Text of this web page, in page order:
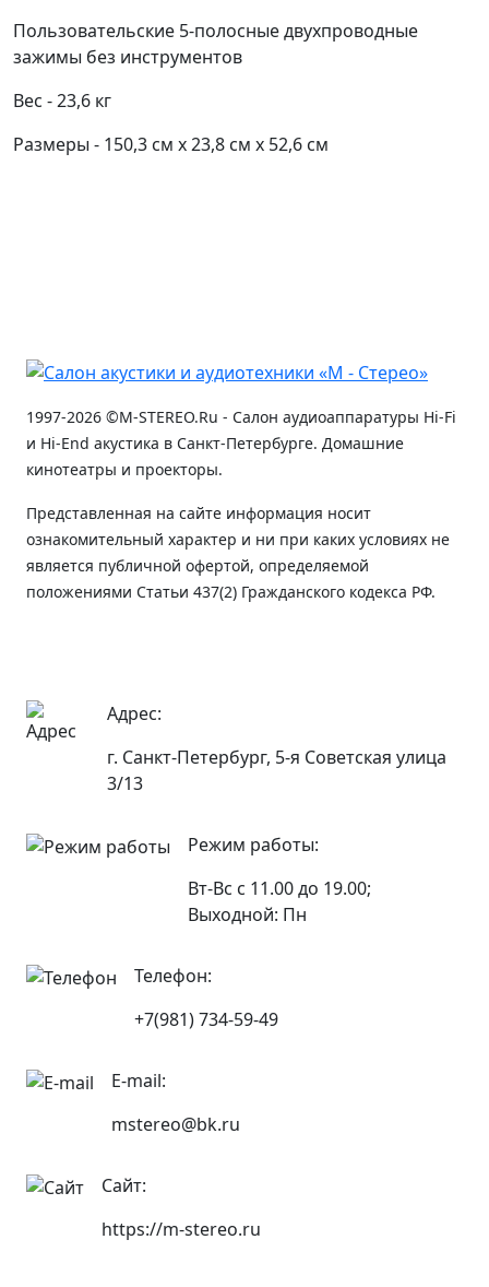
Пользовательские 5-полосные двухпроводные
зажимы без инструментов
Вес - 23,6 кг
Размеры - 150,3 см х 23,8 см х 52,6 см
1997-2026 ©M-STEREO.Ru - Салон аудиоаппаратуры Hi-Fi
и Hi-End акустика в Санкт-Петербурге. Домашние
кинотеатры и проекторы.
Представленная на сайте информация носит
ознакомительный характер и ни при каких условиях не
является публичной офертой, определяемой
положениями Статьи 437(2) Гражданского кодекса РФ.
Адрес:
г. Санкт-Петербург, 5-я Советская улица
3/13
Режим работы:
Вт-Вс с 11.00 до 19.00;
Выходной: Пн
Телефон:
+7(981) 734-59-49
E-mail:
mstereo@bk.ru
Сайт:
https://m-stereo.ru